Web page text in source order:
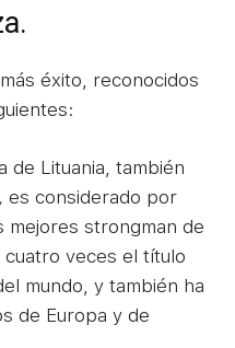
éxito, reconocidos
de Lituania, también
es considerado por
mejores strongman de
veces el título
mundo, y también ha
de Europa y de